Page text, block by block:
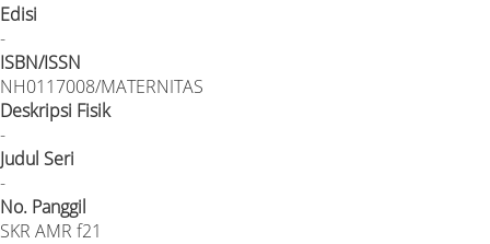
Edisi
-
ISBN/ISSN
NH0117008/MATERNITAS
Deskripsi Fisik
-
Judul Seri
-
No. Panggil
SKR AMR f21